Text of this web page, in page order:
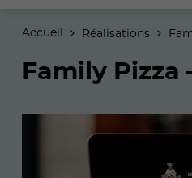
Accueil Réalisations
Family Pizza